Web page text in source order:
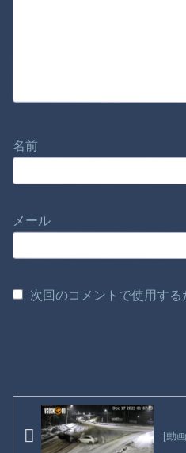
名前
メール
次回のコメントで使用す
[動